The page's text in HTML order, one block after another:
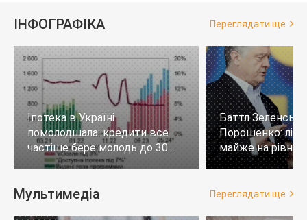
ІНФОГРАФІКА Переглядати ще
Іпотека в Україні
помолодшала: кредити все
частіше бере молодь до 30
років
Баттл
Порошенко:
майже на
тих, хто не
Мультимедіа Переглядати ще